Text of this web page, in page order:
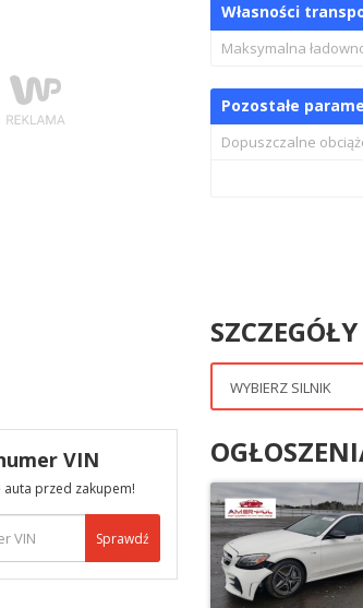
Własności
Maksymalna
Pozostałe
Dopuszczalne
VIN
auta przed zakupem!
Sprawdź